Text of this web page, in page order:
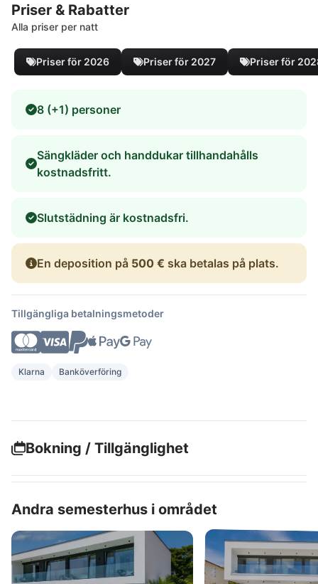
Priser & Rabatter
Alla priser per natt
Priser för 2026 Priser för 2027 Priser för
8 (+1) personer
Sängkläder och handdukar tillhandahålls
kostnadsfritt.
Slutstädning är kostnadsfri.
En deposition på 500 € ska betalas på plats.
Tillgängliga betalningsmetoder
Klarna Banköverföring
Bokning / Tillgänglighet
Andra semesterhus i området